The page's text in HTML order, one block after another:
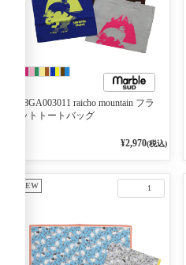
08GA003011 raicho mountain フラ
ットトートバッグ
¥2,970(税込)
1
NEW